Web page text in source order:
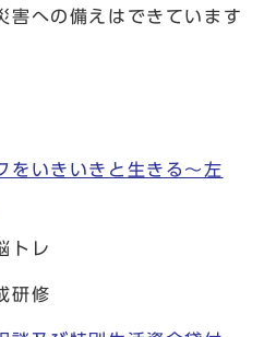
への備えはできています
をいきいきと生きる～左
トレ
研修